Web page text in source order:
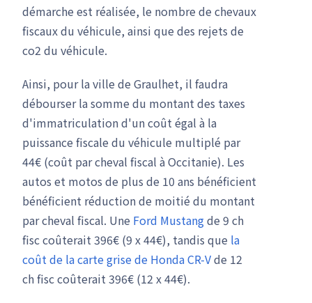
démarche est réalisée, le nombre de chevaux
fiscaux du véhicule, ainsi que des rejets de
co2 du véhicule.
Ainsi, pour la ville de Graulhet, il faudra
débourser la somme du montant des taxes
d'immatriculation d'un coût égal à la
puissance fiscale du véhicule multiplé par
44€ (coût par cheval fiscal à Occitanie). Les
autos et motos de plus de 10 ans bénéficient
bénéficient réduction de moitié du montant
par cheval fiscal. Une Ford Mustangde 9 ch
fisc coûterait 396€ (9 x 44€), tandis que la
coût de la carte grise de Honda CR-Vde 12
ch fisc coûterait 396€ (12 x 44€).